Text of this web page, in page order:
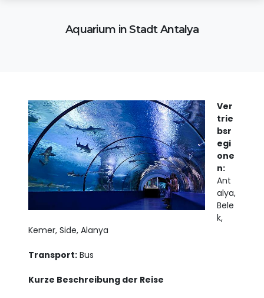
Aquarium in Stadt Antalya
Ver
trie
bsr
egi
one
n:
Ant
alya,
Bele
k,
Kemer, Side, Alanya
Transport: Bus
Kurze Beschreibung der Reise